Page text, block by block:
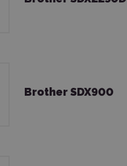
Brother SDX900